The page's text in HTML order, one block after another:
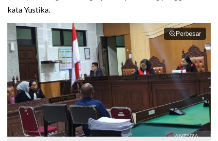
kata Yustika.
Perbesar